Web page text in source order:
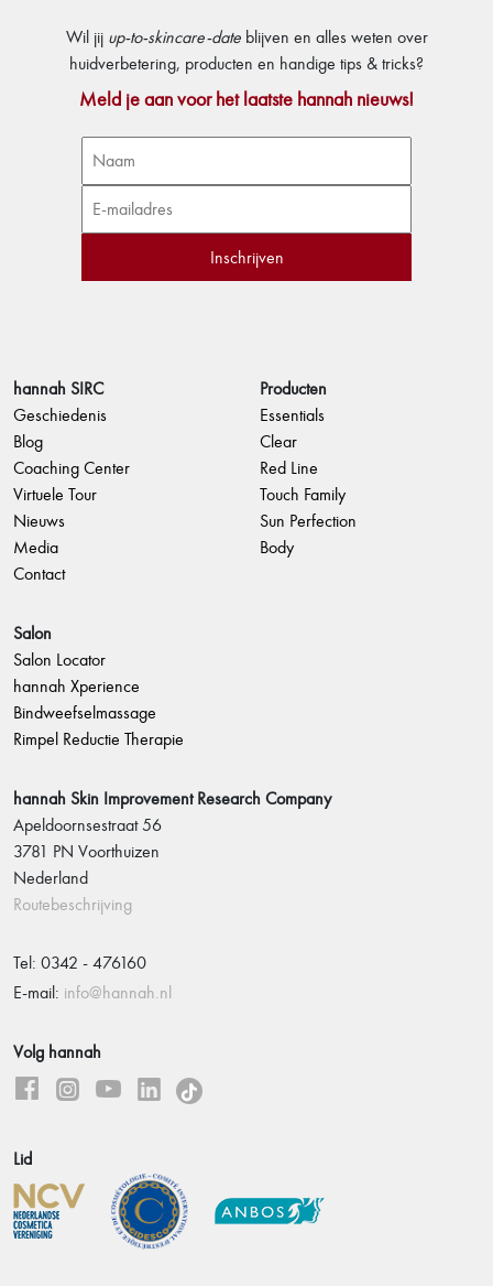
Wil jij up-to-skincare-dateblijven en alles weten over
huidverbetering, producten en handige tips & tricks?
Meld je aan voor het laatste hannah nieuws!
hannah SIRC
Geschiedenis
Blog
Coaching Center
Virtuele Tour
Nieuws
Media
Contact
Producten
Essentials
Clear
Red Line
Touch Family
Sun Perfection
Body
Salon
Salon Locator
hannah Xperience
Bindweefselmassage
Rimpel Reductie Therapie
hannah Skin Improvement Research Company
Apeldoornsestraat 56
3781 PN Voorthuizen
Nederland
Routebeschrijving
Tel: 0342 - 476160
E-mail: info@hannah.nl
Volg hannah
Lid